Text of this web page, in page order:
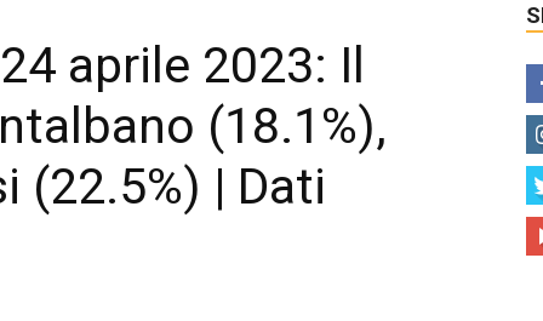
aprile 2023: Il
(18.1%),
(22.5%) | Dati